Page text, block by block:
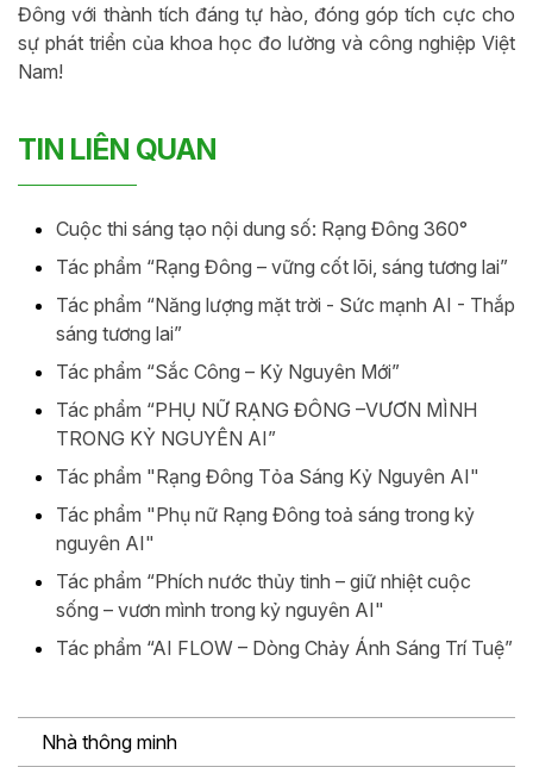
Đông với thành tích đáng tự hào, đóng góp tích cực cho
sự phát triển của khoa học đo lường và công nghiệp Việt
Nam!
TIN LIÊN QUAN
Cuộc thi sáng tạo nội dung số: Rạng Đông 360°
Tác phẩm “Rạng Đông – vững cốt lõi, sáng tương lai”
Tác phẩm “Năng lượng mặt trời - Sức mạnh AI - Thắp
sáng tương lai”
Tác phẩm “Sắc Công – Kỷ Nguyên Mới”
Tác phẩm “PHỤ NỮ RẠNG ĐÔNG –VƯƠN MÌNH
TRONG KỶ NGUYÊN AI”
Tác phẩm "Rạng Đông Tỏa Sáng Kỷ Nguyên AI"
Tác phẩm "Phụ nữ Rạng Đông toả sáng trong kỷ
nguyên AI"
Tác phẩm “Phích nước thủy tinh – giữ nhiệt cuộc
sống – vươn mình trong kỷ nguyên AI"
Tác phẩm “AI FLOW – Dòng Chảy Ánh Sáng Trí Tuệ”
Nhà thông minh